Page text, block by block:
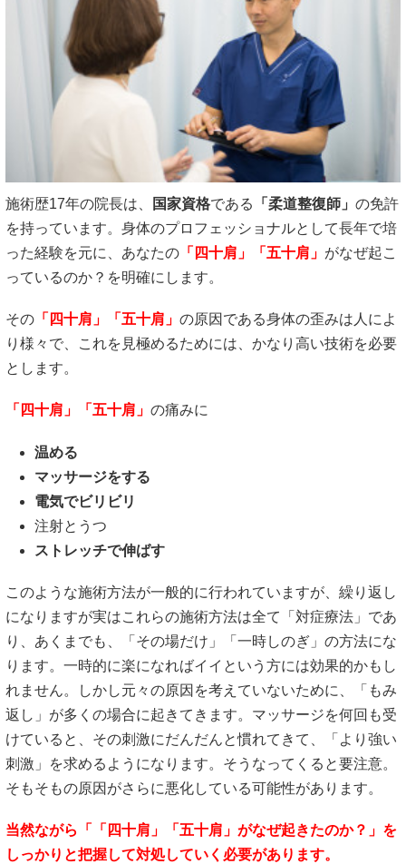
施術歴17年の院長は、 国家資格である 「柔道整復師」 の免許
を持っています。身体のプロフェッショナルとして長年で培
った経験を元に、あなたの 「四十肩」「五十肩」 がなぜ起こ
っているのか？を明確にします。
その 「四十肩」「五十肩」 の原因である身体の歪みは人によ
り様々で、これを見極めるためには、かなり高い技術を必要
とします。
「四十肩」「五十肩」 の痛みに
温める
マッサージをする
電気でビリビリ
注射とうつ
ストレッチで伸ばす
このような施術方法が一般的に行われていますが、繰り返し
になりますが実はこれらの施術方法は全て「対症療法」であ
り、あくまでも、「その場だけ」「一時しのぎ」の方法にな
ります。一時的に楽になればイイという方には効果的かもし
れません。しかし元々の原因を考えていないために、「もみ
返し」が多くの場合に起きてきます。マッサージを何回も受
けていると、その刺激にだんだんと慣れてきて、「より強い
刺激」を求めるようになります。そうなってくると要注意。
そもそもの原因がさらに悪化している可能性があります。
当然ながら「「四十肩」「五十肩」がなぜ起きたのか？」を
しっかりと把握して対処していく必要があります。